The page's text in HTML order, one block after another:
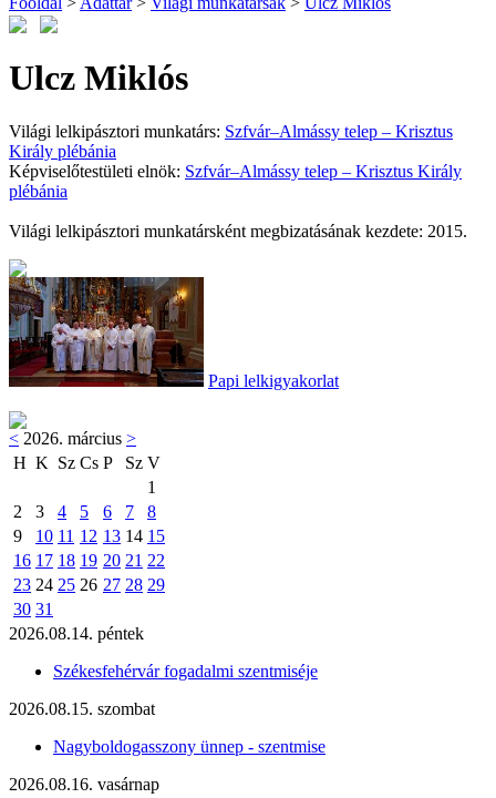
Ulcz Miklós
Világi lelkipásztori munkatárs: Szfvár–Almássy telep – Krisztus
Király plébánia
Képviselőtestületi elnök: Szfvár–Almássy telep – Krisztus Király
plébánia
Világi lelkipásztori munkatársként megbizatásának kezdete: 2015.
Papi lelkigyakorlat
< 2026. március >
H K Sz Cs P Sz V
1
2
3 4 5 6 7
8
9
10 11 12 13 14 15
16 17 18 19 20 21 22
23 24 25 26 27 28 29
30 31
2026.08.14. péntek
Székesfehérvár fogadalmi szentmiséje
2026.08.15. szombat
Nagyboldogasszony ünnep - szentmise
2026.08.16. vasárnap